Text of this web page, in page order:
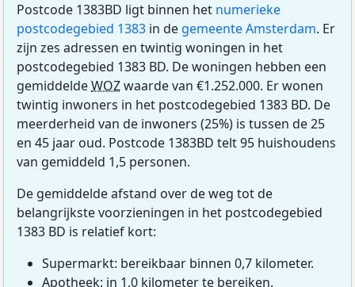
Postcode 1383BD ligt binnen het numerieke
postcodegebied 1383 in de gemeente Amsterdam. Er
zijn zes adressen en twintig woningen in het
postcodegebied 1383 BD. De woningen hebben een
gemiddeldeWOZwaarde van €1.252.000. Er wonen
twintig inwoners in het postcodegebied 1383 BD. De
meerderheid van de inwoners (25%) is tussen de 25
en 45 jaar oud. Postcode 1383BD telt 95 huishoudens
van gemiddeld 1,5 personen.
De gemiddelde afstand over de weg tot de
belangrijkste voorzieningen in het postcodegebied
1383 BD is relatief kort:
Supermarkt: bereikbaar binnen 0,7 kilometer.
Apotheek: in 1,0 kilometer te bereiken.